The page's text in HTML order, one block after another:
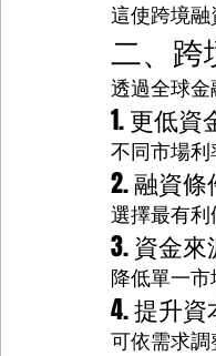
這使跨境融
二、跨
透過全球金
1. 更低資
不同市場利
2. 融資
選擇最有利
3. 資金來
降低單一市
4. 提升資
可依需求調